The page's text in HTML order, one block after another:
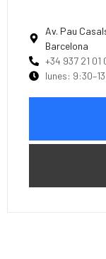
Av. Pau
Barcelona
+34 937 21 01
lunes: